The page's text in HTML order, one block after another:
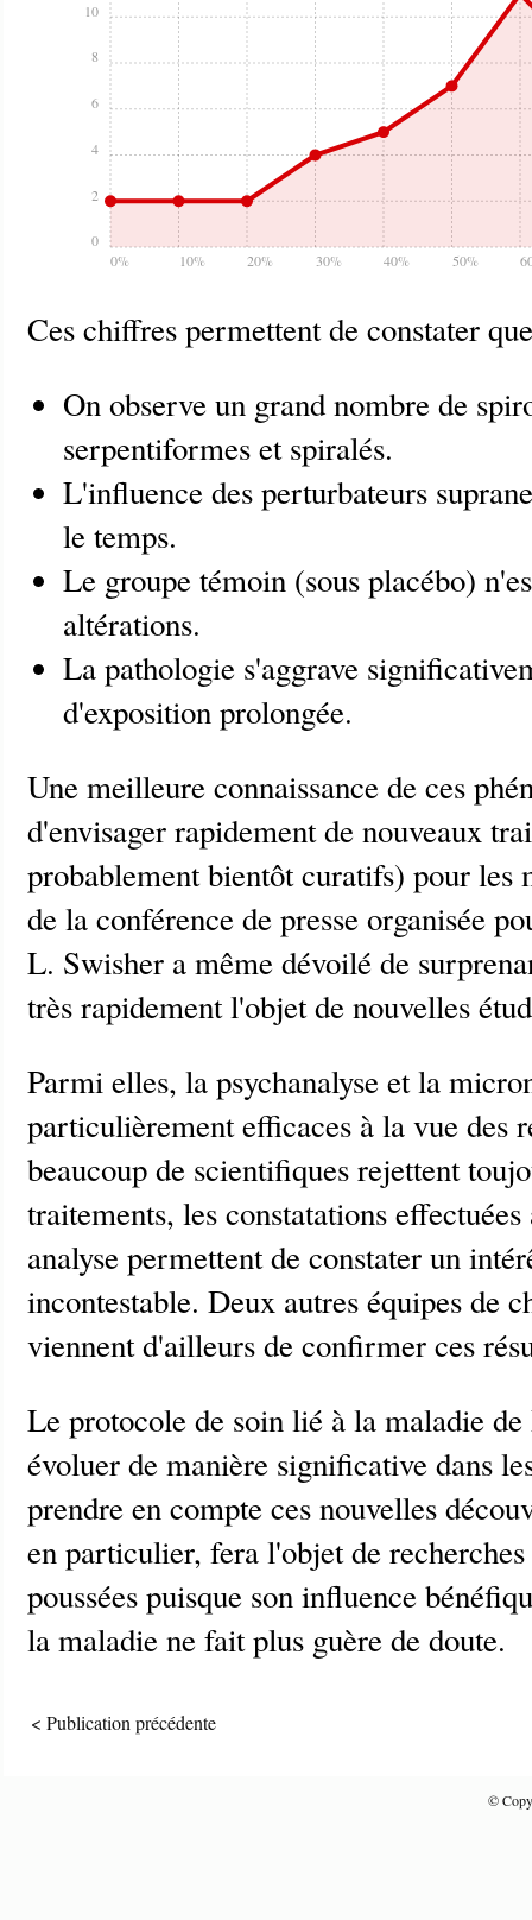
0% 10% 20% 30% 40% 50%
0
2
4
6
8
10
Ces chiffres permettent de constater
On observe un grand nombre de
serpentiformes et spiralés.
L'influence des perturbateurs
le temps.
Le groupe témoin (sous placébo)
altérations.
La pathologie s'aggrave
d'exposition prolongée.
Une meilleure connaissance de ces
d'envisager rapidement de nouveaux
probablement bientôt curatifs) pour les
de la conférence de presse organisée
L. Swisher a même dévoilé de
très rapidement l'objet de nouvelles
Parmi elles, la psychanalyse et la
particulièrement efficaces à la vue des
beaucoup de scientifiques rejettent
traitements, les constatations
analyse permettent de constater un
incontestable. Deux autres équipes de
viennent d'ailleurs de confirmer ces
Le protocole de soin lié à la maladie
évoluer de manière significative dans
prendre en compte ces nouvelles
en particulier, fera l'objet de
poussées puisque son influence
la maladie ne fait plus guère de doute.
< Publication précédente
©